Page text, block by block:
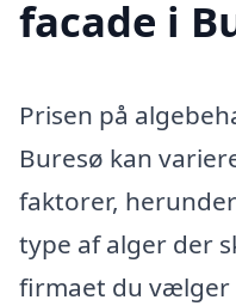
facade i
Prisen på
Buresø kan
faktorer,
type af alger der
firmaet du vælger